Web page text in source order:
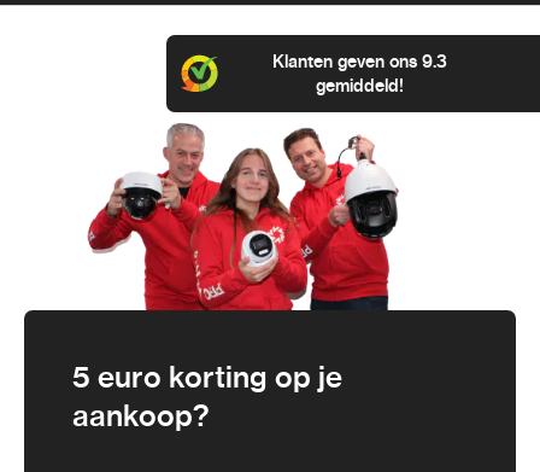
5 euro korting op je
aankoop?
Klanten geven ons 9.3
gemiddeld!